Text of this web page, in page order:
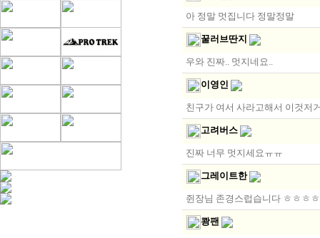
아 정말 멋집니다 정말정말
꿀러브딴지
우와 진짜.. 멋지네요..
이영인
친구가 여서 사라고해서 이것저
고려버스
진짜 너무 멋지세요ㅠㅠ
그레이트한
쥔장님 존경스럽습니다 ㅎㅎㅎㅎ
쾅팬